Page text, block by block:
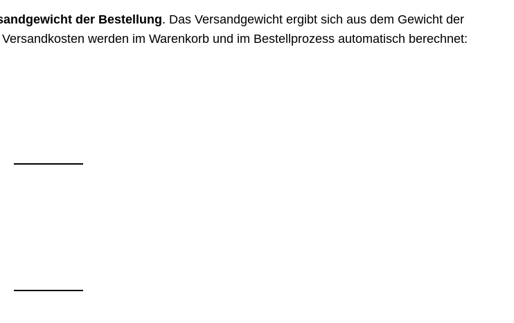
der Bestellung. Das Versandgewicht ergibt sich aus dem Gewicht der
werden im Warenkorb und im Bestellprozess automatisch berechnet: